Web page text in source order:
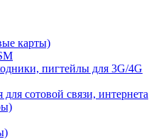
карты)
пигтейлы для 3G/4G
сотовой связи, интернета